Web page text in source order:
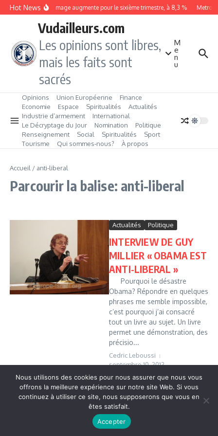
Aller au contenu
Hot NewsLe chômage augmente pour le sixième trimestre, à 8,3 %
Vudailleurs.com
Les opinions sont libres,
mais les faits sont
sacrés
M
e
n
u
Opinions Union Européenne
Finance
Economie
Espace Spiritualités
Actualités
Industrie d’armement
International
Le Décryptage du Jour
Nomination
Politique
Renseignement
Social Spiritualités
Sport
Tourisme
Qui sommes‑nous? À propos
Accueil / anti-liberal
Parcourir la balise: anti-liberal
Actualités Politique
INTERVIEW DE GUY
MILLIER « OBAMA EST
ANTI-LIBERAL »
Pourquoi le désastre
Obama? Répondre en quelques
phrases me semble impossible,
c’est pourquoi j’ai consacré
tout un livre au sujet. Un livre
permet une démonstration, des
précisio...
Cedric Leboussi
septembre 10, 2012
Read More
Copyright © 2026 Vudailleurs.com | Réalisé par
d'actualités X
Nous utilisons des cookies pour nous assurer que nous vous
offrons la meilleure expérience sur notre site Web. Si vous
continuez à utiliser ce site, nous supposerons que vous en
êtes satisfait.
Accepter